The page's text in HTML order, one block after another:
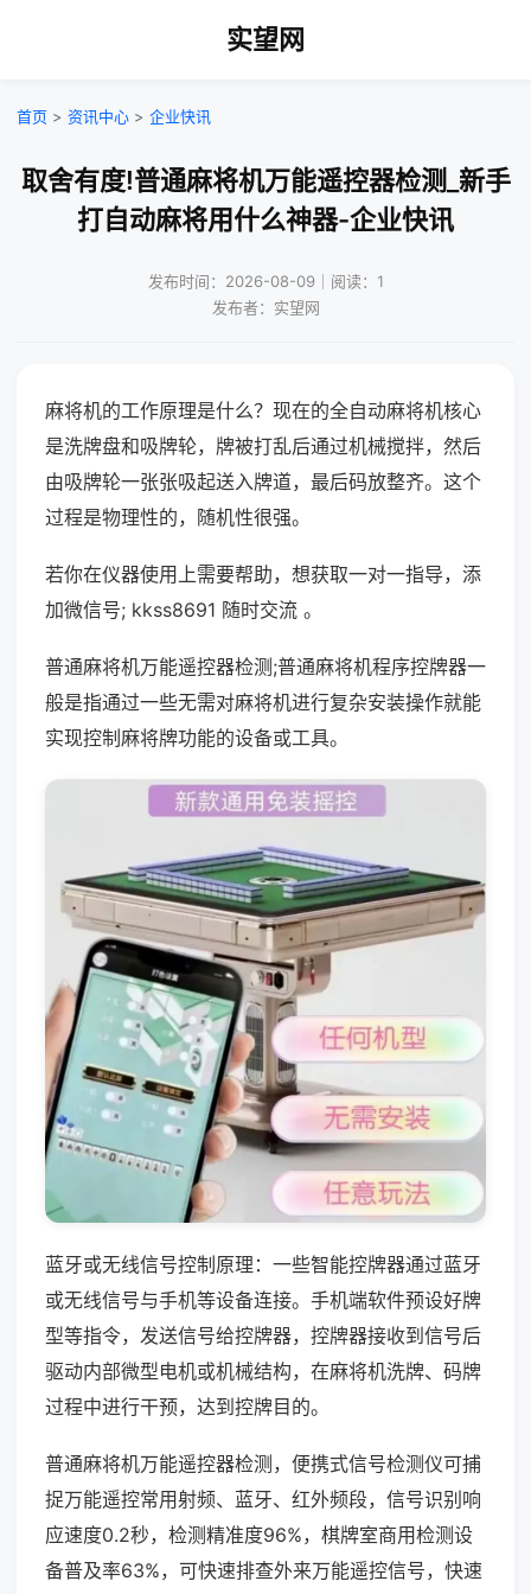
实望网
首页 > 资讯中心 > 企业快讯
取舍有度!普通麻将机万能遥控器检测_新手
打自动麻将用什么神器-企业快讯
发布时间：2026-08-09｜阅读：1
发布者：实望网
麻将机的工作原理是什么？现在的全自动麻将机核心
是洗牌盘和吸牌轮，牌被打乱后通过机械搅拌，然后
由吸牌轮一张张吸起送入牌道，最后码放整齐。这个
过程是物理性的，随机性很强。
若你在仪器使用上需要帮助，想获取一对一指导，添
加微信号; kkss8691 随时交流 。
普通麻将机万能遥控器检测;普通麻将机程序控牌器一
般是指通过一些无需对麻将机进行复杂安装操作就能
实现控制麻将牌功能的设备或工具。
蓝牙或无线信号控制原理：一些智能控牌器通过蓝牙
或无线信号与手机等设备连接。手机端软件预设好牌
型等指令，发送信号给控牌器，控牌器接收到信号后
驱动内部微型电机或机械结构，在麻将机洗牌、码牌
过程中进行干预，达到控牌目的。
普通麻将机万能遥控器检测，便携式信号检测仪可捕
捉万能遥控常用射频、蓝牙、红外频段，信号识别响
应速度0.2秒，检测精准度96%，棋牌室商用检测设
备普及率63%，可快速排查外来万能遥控信号，快速